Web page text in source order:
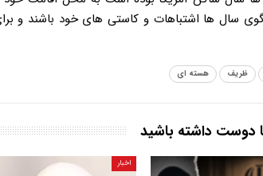
سال ها اشتباهات و کاستی های خود باشند و
ظریف هسته ای
داشته باشید
اخبار